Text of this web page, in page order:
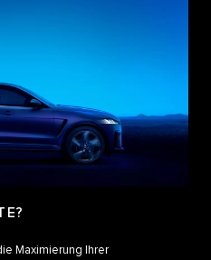
Maximierung Ihrer